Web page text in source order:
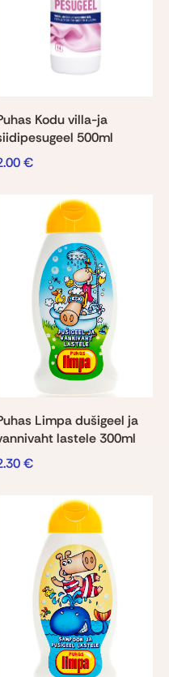
Kodu villa-ja
500ml
€
Limpa dušigeel ja
lastele 300ml
€